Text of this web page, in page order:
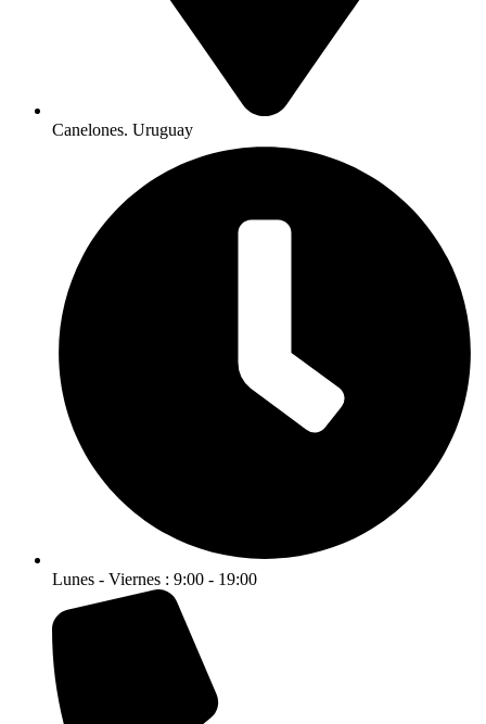
Canelones. Uruguay
Lunes - Viernes : 9:00 - 19:00